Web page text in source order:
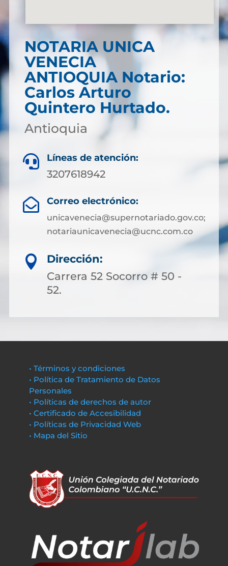
NOTARIA UNICA
VENECIA
ANTIOQUIA Notario:
Carlos Arturo
Quintero Hurtado.
Antioquia
 Líneas de atención:
3207618942
 Correo electrónico:
unicavenecia@supernotariado.gov.co;
notariaunicavenecia@ucnc.com.co

Dirección:
Carrera 52 Socorro # 50 -
52.
• Términos y condiciones
• Política de Tratamiento de Datos
Personales
• Políticas de derechos de autor
• Certificado de Accesibilidad
• Políticas de Privacidad Web
• Mapa del Sitio